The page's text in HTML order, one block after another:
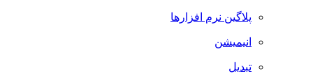
پلاگین نرم افزارها
انیمیشن
تبدیل